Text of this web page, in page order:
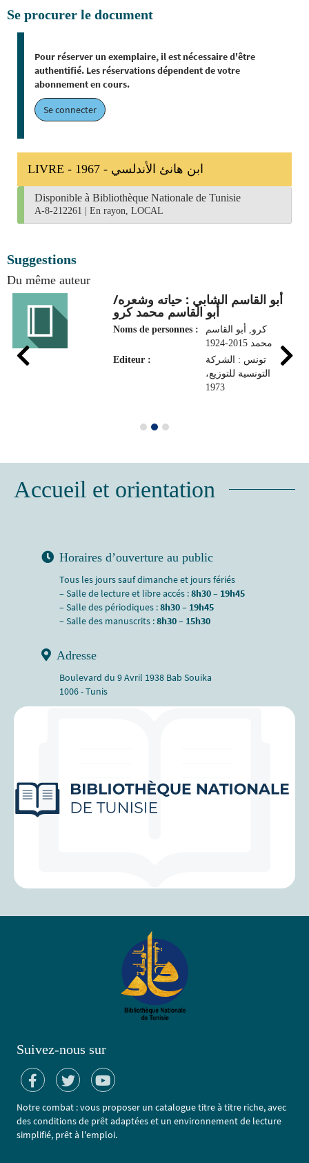
Se procurer le document
Pour réserver un exemplaire, il est nécessaire d'être
authentifié. Les réservations dépendent de votre
abonnement en cours.
Se connecter
LIVRE - 1967 - ابن هانئ الأندلسي
Disponible à Bibliothèque Nationale de Tunisie
A-8-212261 En rayon, LOCAL
Suggestions
Du même auteur
أبو القاسم الشابي : حياته وشعره/
أبو القاسم محمد كرو
Noms de personnes :
كرو, أبو القاسم
محمد 2015-1924
Editeur :
تونس : الشركة
التونسية للتوزيع،
1973
Accueil et orientation
Horaires d’ouverture au public
Tous les jours sauf dimanche et jours fériés
– Salle de lecture et libre accés :8h30 – 19h45
– Salle des périodiques :8h30 – 19h45
– Salle des manuscrits :8h30 – 15h30
Adresse
Boulevard du 9 Avril 1938 Bab Souika
1006 - Tunis
Suivez-nous sur
Notre combat : vous proposer un catalogue titre à titre riche, avec
des conditions de prêt adaptées et un environnement de lecture
simplifié, prêt à l'emploi.